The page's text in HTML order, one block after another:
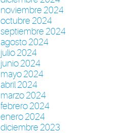
noviembre 2024
octubre 2024
septiembre 2024
agosto 2024
julio 2024
junio 2024
mayo 2024
abril 2024
marzo 2024
febrero 2024
enero 2024
diciembre 2023